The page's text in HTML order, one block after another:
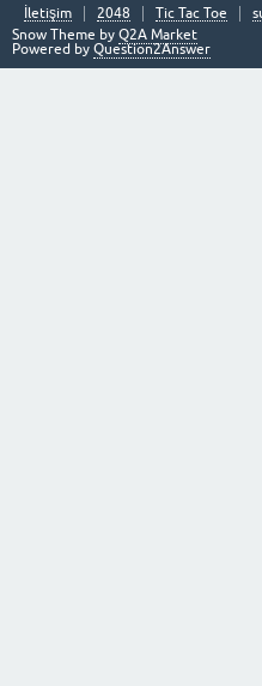
İletişim 2048 Tic Tac Toe
Snow Theme by Q2A Market
Powered by Question2Answer